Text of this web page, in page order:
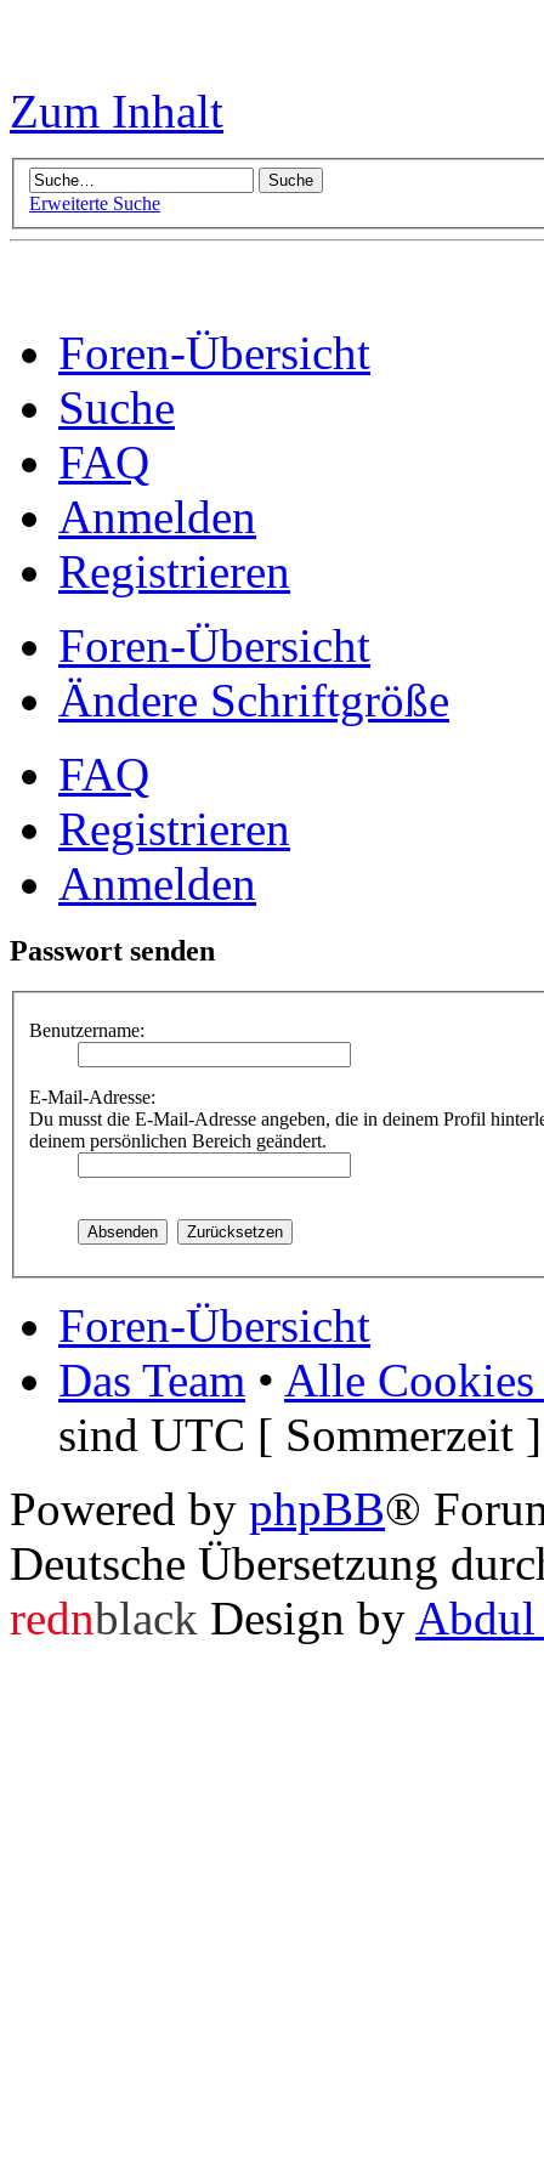
Zum Inhalt
Erweiterte Suche
Foren-Übersicht
Suche
FAQ
Anmelden
Registrieren
Foren-Übersicht
Ändere Schriftgröße
FAQ
Registrieren
Anmelden
Passwort senden
Benutzername:
E-Mail-Adresse:
Du musst die E-Mail-Adresse angeben, die in deinem Profil
deinem persönlichen Bereich geändert.
Foren-Übersicht
Das Team • Alle Cookies
sind UTC [ Sommerzeit ]
Powered by phpBB®
Deutsche Übersetzung
rednblack Design by Abdul